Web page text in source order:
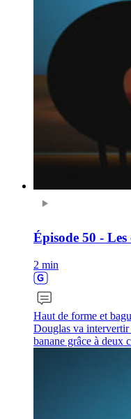
Épisode 50 - Les
2 min
Haut de forme et
Douglas va intervertir
banane grâce à deux